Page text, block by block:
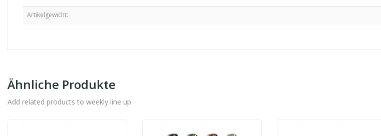
Artikelgewicht:
Ähnliche Produkte
Add related products to weekly line up